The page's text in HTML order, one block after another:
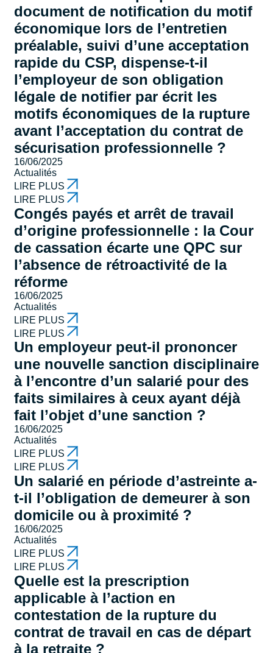
document de notification du motif
économique lors de l’entretien
préalable, suivi d’une acceptation
rapide du CSP, dispense-t-il
l’employeur de son obligation
légale de notifier par écrit les
motifs économiques de la rupture
avant l’acceptation du contrat de
sécurisation professionnelle ?
16/06/2025
Actualités
LIRE PLUS
LIRE PLUS
Congés payés et arrêt de travail
d’origine professionnelle : la Cour
de cassation écarte une QPC sur
l’absence de rétroactivité de la
réforme
16/06/2025
Actualités
LIRE PLUS
LIRE PLUS
Un employeur peut-il prononcer
une nouvelle sanction disciplinaire
à l’encontre d’un salarié pour des
faits similaires à ceux ayant déjà
fait l’objet d’une sanction ?
16/06/2025
Actualités
LIRE PLUS
LIRE PLUS
Un salarié en période d’astreinte a-
t-il l’obligation de demeurer à son
domicile ou à proximité ?
16/06/2025
Actualités
LIRE PLUS
LIRE PLUS
Quelle est la prescription
applicable à l’action en
contestation de la rupture du
contrat de travail en cas de départ
à la retraite ?